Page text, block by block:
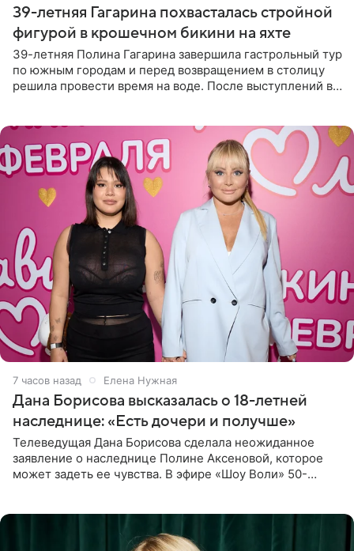
39-летняя Гагарина похвасталась стройной
фигурой в крошечном бикини на яхте
39-летняя Полина Гагарина завершила гастрольный тур
по южным городам и перед возвращением в столицу
решила провести время на воде. После выступлений в
7 часов назад Елена Нужная
Дана Борисова высказалась о 18-летней
наследнице: «Есть дочери и получше»
Телеведущая Дана Борисова сделала неожиданное
заявление о наследнице Полине Аксеновой, которое
может задеть ее чувства. В эфире «Шоу Воли» 50-